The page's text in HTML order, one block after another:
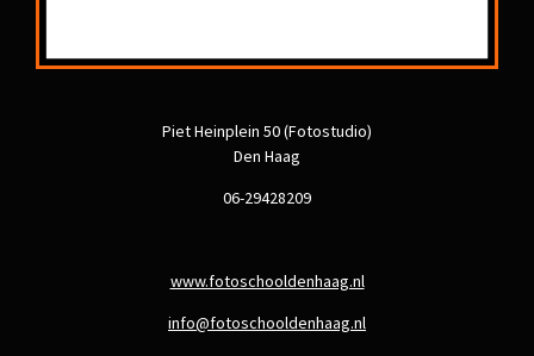
Piet Heinplein 50 (Fotostudio)
Den Haag
06-29428209
www.fotoschooldenhaag.nl
info@fotoschooldenhaag.nl